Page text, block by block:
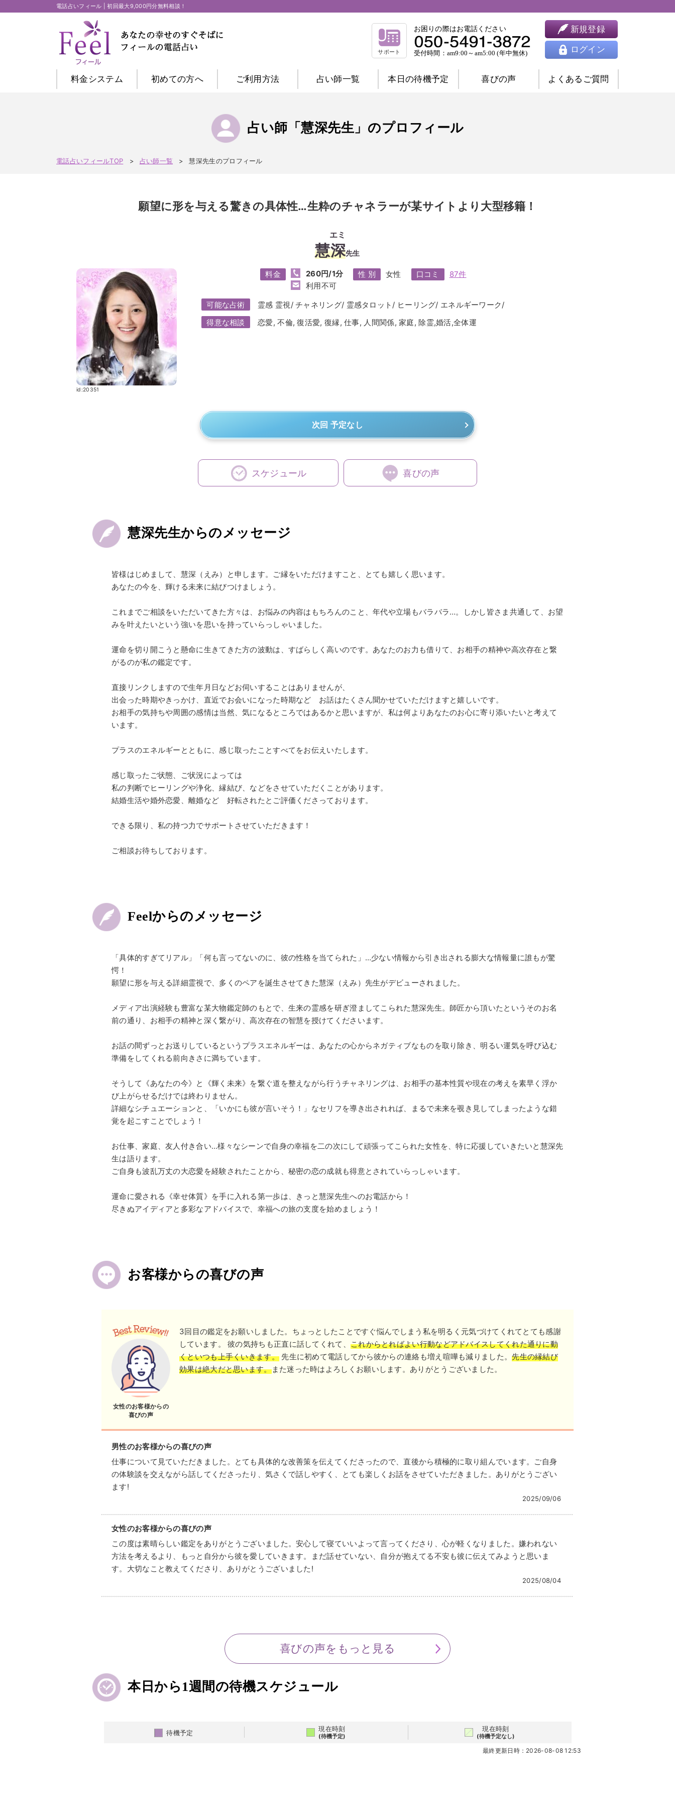
電話占いフィール | 初回最大9,000円分無料相談！
サポート
お困りの際はお電話ください
受付時間：am9:00～am5:00 (年中無休)
新規登録
ログイン
料金システム 初めての方へ ご利用方法 占い師一覧
不倫相談
縁結び相談
仕事相談 祈祷相談 人間関係相談
チャネリング
オーラ 西洋占星術 東洋占星術 四柱推命
本日の待機予定 喜びの声 よくあるご質問
占い師「慧深先生」のプロフィール
電話占いフィールTOP 占い師一覧 慧深先生のプロフィール
願望に形を与える驚きの具体性…生粋のチャネラーが某サイトより大型移籍！
エミ
慧深先生
id:20351
料金
260円/1分
利用不可
性 別 女性 口コミ 87件
可能な占術
霊感 霊視/ チャネリング/ 霊感タロット/ ヒーリング/ エネルギーワーク/
得意な相談
恋愛, 不倫, 復活愛, 復縁, 仕事, 人間関係, 家庭, 除霊,婚活,全体運
次回 予定なし
スケジュール 喜びの声
慧深先生からのメッセージ
皆様はじめまして、慧深（えみ）と申します。ご縁をいただけますこと、とても嬉しく思います。
あなたの今を、輝ける未来に結びつけましょう。
これまでご相談をいただいてきた方々は、お悩みの内容はもちろんのこと、年代や立場もバラバラ…。しかし皆さま共通して、お望
みを叶えたいという強いを思いを持っていらっしゃいました。
運命を切り開こうと懸命に生きてきた方の波動は、すばらしく高いのです。あなたのお力も借りて、お相手の精神や高次存在と繋
がるのが私の鑑定です。
直接リンクしますので生年月日などお伺いすることはありませんが、
出会った時期やきっかけ、直近でお会いになった時期など お話はたくさん聞かせていただけますと嬉しいです。
お相手の気持ちや周囲の感情は当然、気になるところではあるかと思いますが、私は何よりあなたのお心に寄り添いたいと考えて
います。
プラスのエネルギーとともに、感じ取ったことすべてをお伝えいたします。
感じ取ったご状態、ご状況によっては
私の判断でヒーリングや浄化、縁結び、などをさせていただくことがあります。
結婚生活や婚外恋愛、離婚など 好転されたとご評価くださっております。
できる限り、私の持つ力でサポートさせていただきます！
ご相談お待ちしております。
Feelからのメッセージ
「具体的すぎてリアル」「何も言ってないのに、彼の性格を当てられた」…少ない情報から引き出される膨大な情報量に誰もが驚
愕！
願望に形を与える詳細霊視で、多くのペアを誕生させてきた慧深（えみ）先生がデビューされました。
メディア出演経験も豊富な某大物鑑定師のもとで、生来の霊感を研ぎ澄ましてこられた慧深先生。師匠から頂いたというそのお名
前の通り、お相手の精神と深く繋がり、高次存在の智慧を授けてくださいます。
お話の間ずっとお送りしているというプラスエネルギーは、あなたの心からネガティブなものを取り除き、明るい運気を呼び込む
準備をしてくれる前向きさに満ちています。
そうして《あなたの今》と《輝く未来》を繋ぐ道を整えながら行うチャネリングは、お相手の基本性質や現在の考えを素早く浮か
び上がらせるだけでは終わりません。
詳細なシチュエーションと、「いかにも彼が言いそう！」なセリフを導き出されれば、まるで未来を覗き見してしまったような錯
覚を起こすことでしょう！
お仕事、家庭、友人付き合い…様々なシーンで自身の幸福を二の次にして頑張ってこられた女性を、特に応援していきたいと慧深先
生は語ります。
ご自身も波乱万丈の大恋愛を経験されたことから、秘密の恋の成就も得意とされていらっしゃいます。
運命に愛される《幸せ体質》を手に入れる第一歩は、きっと慧深先生へのお電話から！
尽きぬアイディアと多彩なアドバイスで、幸福への旅の支度を始めましょう！
お客様からの喜びの声
女性のお客様からの
喜びの声
3回目の鑑定をお願いしました。ちょっとしたことですぐ悩んでしまう私を明るく元気づけてくれてとても感謝
しています。 彼の気持ちも正直に話してくれて、 これからとればよい行動などアドバイスしてくれた通りに動
くといつも上手くいきます。先生に初めて電話してから彼からの連絡も増え喧嘩も減りました。先生の縁結び
効果は絶大だと思います。また迷った時はよろしくお願いします。ありがとうございました。
男性のお客様からの喜びの声
仕事について見ていただきました。とても具体的な改善策を伝えてくださったので、直後から積極的に取り組んでいます。ご自身
の体験談を交えながら話してくださったり、気さくで話しやすく、とても楽しくお話をさせていただきました。ありがとうござい
ます!
2025/09/06
女性のお客様からの喜びの声
この度は素晴らしい鑑定をありがとうございました。安心して寝ていいよって言ってくださり、心が軽くなりました。嫌われない
方法を考えるより、もっと自分から彼を愛していきます。まだ話せていない、自分が抱えてる不安も彼に伝えてみようと思いま
す。大切なこと教えてくださり、ありがとうございました!
2025/08/04
喜びの声をもっと見る
本日から 1週間の待機スケジュール
待機予定
現在時刻
(待機予定)
現在時刻
(待機予定なし)
最終更新日時：2026-08-08 12:53